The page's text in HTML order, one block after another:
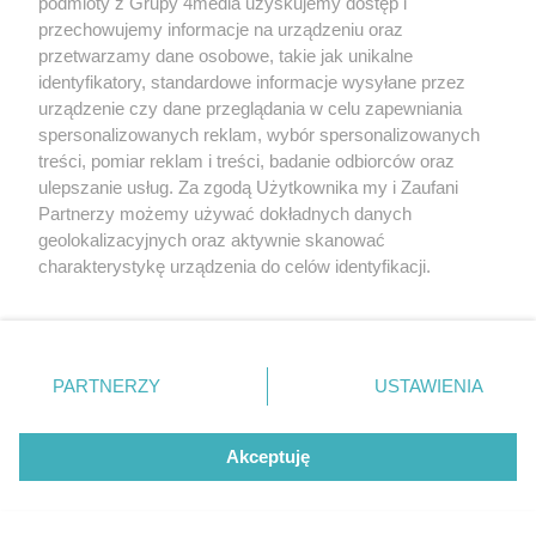
REKLAMA
REKLAMA
Kontakt Regulamin
Regulamin prenumeraty
Polityka Prywatności
przechowujemy informacje na urządzeniu oraz
przetwarzamy dane osobowe, takie jak unikalne
identyfikatory, standardowe informacje wysyłane przez
urządzenie czy dane przeglądania w celu zapewniania
spersonalizowanych reklam, wybór spersonalizowanych
treści, pomiar reklam i treści, badanie odbiorców oraz
ulepszanie usług. Za zgodą Użytkownika my i Zaufani
Partnerzy możemy używać dokładnych danych
geolokalizacyjnych oraz aktywnie skanować
charakterystykę urządzenia do celów identyfikacji.
zmienić/wycofać klikając przycisk ustawień prywatności
znajdujący się w lewym dolnym rogu strony
. Niektóre
użytkownika, ale masz prawo sprzeciwić się takiemu
przetwarzaniu. Preferencje będą miały zastosowania tylko
PARTNERZY USTAWIENIA
Akceptuję